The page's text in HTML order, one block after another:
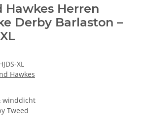
Hawkes Herren
Derby Barlaston –
XL
Hawkes
winddicht
Tweed